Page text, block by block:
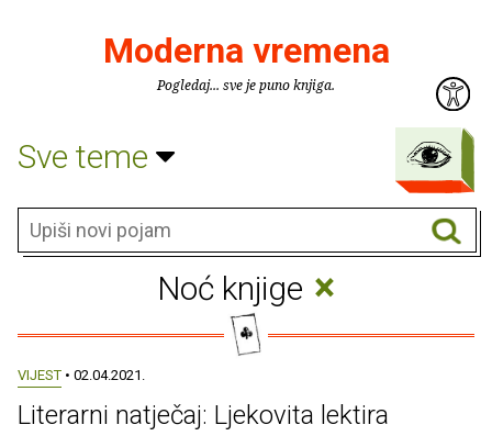
Moderna vremena
Pogledaj... sve je puno knjiga.
Sve teme
Noć knjige ×
VIJEST • 02.04.2021.
Literarni natječaj: Ljekovita lektira